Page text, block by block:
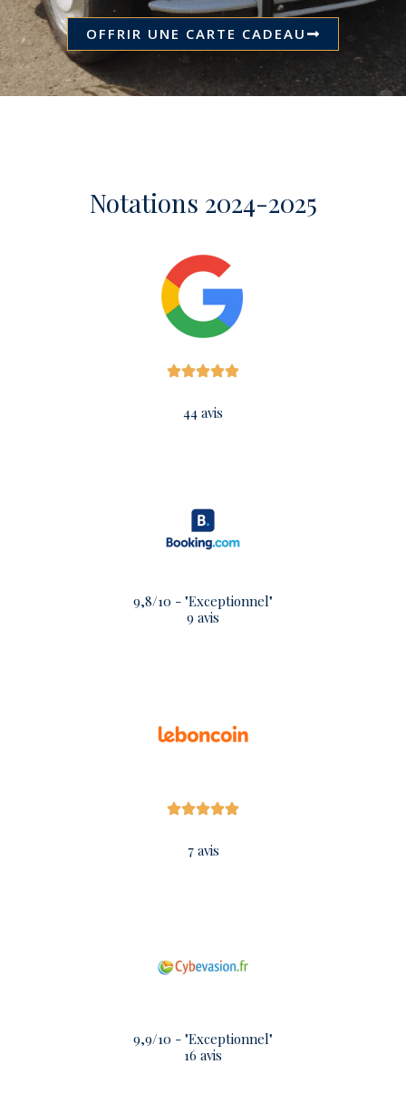
OFFRIR UNE CARTE CADEAU
Notations 2024-2025
44 avis
9,8/10 - "Exceptionnel"
9 avis
7 avis
9,9/10 - "Exceptionnel"
16 avis